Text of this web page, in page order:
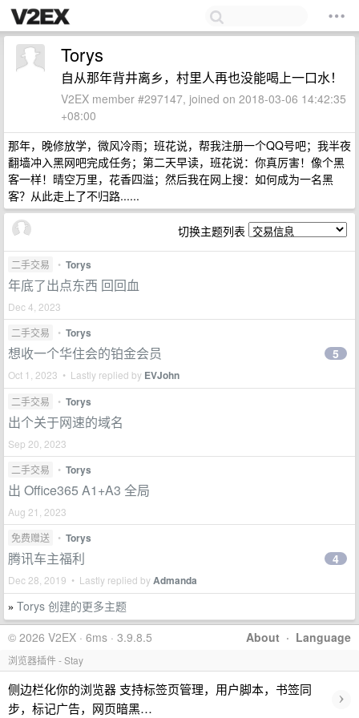
Torys
自从那年背井离乡，村里人再也没能喝上一口水！
V2EX member #297147, joined on 2018-03-06 14:42:35
+08:00
那年，晚修放学，微风冷雨；班花说，帮我注册一个QQ号吧；我半夜
翻墙冲入黑网吧完成任务；第二天早读，班花说：你真厉害！像个黑
客一样！晴空万里，花香四溢；然后我在网上搜：如何成为一名黑
客？从此走上了不归路......
切换主题列表
二手交易 • Torys
年底了出点东西 回回血
Dec 4, 2023
二手交易
• Torys
想收一个华住会的铂金会员
Oct 1, 2023 • Lastly replied by EVJohn
5
二手交易 • Torys
出个关于网速的域名
Sep 20, 2023
二手交易
• Torys
出 Office365 A1+A3 全局
Aug 21, 2023
免费赠送
• Torys
腾讯车主福利
Dec 28, 2019 • Lastly replied byAdmanda
4
» Torys 创建的更多主题
About · Language
© 2026 V2EX · 6ms · 3.9.8.5
浏览器插件 - Stay
侧边栏化你的浏览器 支持标签页管理，用户脚本，书签同
步，标记广告，网页暗黑…
›